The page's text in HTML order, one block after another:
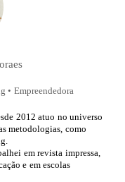
• Empreendedora
2012 atuo no universo
metodologias, como
em revista impressa,
e em escolas